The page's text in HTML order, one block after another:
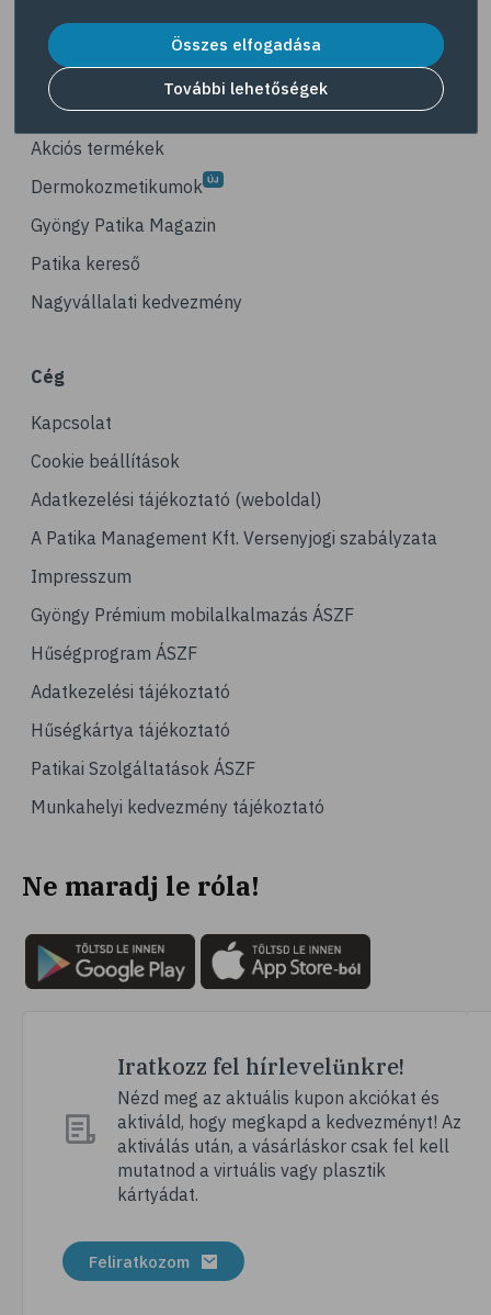
# pszichológia
# hátfájás
# gerinc
# illóolaj
# fertőző betegségek
# szemszárazság
# stresszcsökkentés
# agy
# agyműködés
# memória
# alvás
# gyerek
# erőszak
# agresszió
# intelligencia
# hányinger
# túlsúly
# szabadidő
# lelki egyensúly
# nordic walking
# meditálás
# allergia
# kertészkedés
elérhetőségeit aGyógyszertár keresőoldalon
tekintheti meg.
Navigáció
Akciós termékek
Dermokozmetikumok
Gyöngy Patika Magazin
Patika kereső
Nagyvállalati kedvezmény
Cég
Kapcsolat
Cookie beállítások
Adatkezelési tájékoztató (weboldal)
A Patika Management Kft. Versenyjogi szabályzata
Impresszum
Gyöngy Prémium mobilalkalmazás ÁSZF
Hűségprogram ÁSZF
Adatkezelési tájékoztató
Hűségkártya tájékoztató
Patikai Szolgáltatások ÁSZF
Munkahelyi kedvezmény tájékoztató
Ne maradj le róla!
Iratkozz fel hírlevelünkre!
Nézd meg az aktuális kupon akciókat és
aktiváld, hogy megkapd a kedvezményt! Az
aktiválás után, a vásárláskor csak fel kell
mutatnod a virtuális vagy plasztik
kártyádat.
Feliratkozom
Összes elfogadása
További lehetőségek